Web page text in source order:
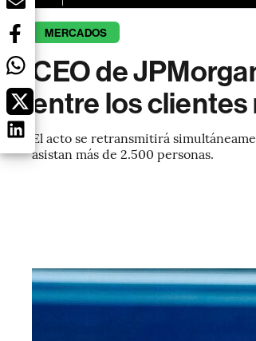
MERCADOS
CEO de
entre los
El acto se retransmitirá
asistan más de 2.500 personas.